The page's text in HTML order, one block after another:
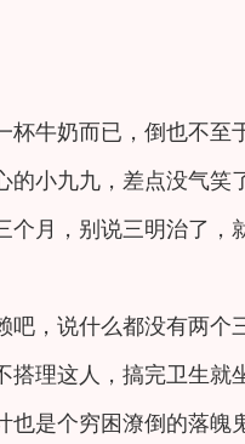
杯牛奶而已，倒也不至
的小九九，差点没气笑
个月，别说三明治了
吧，说什么都没有两个
搭理这人，搞完卫生
也是个穷困潦倒的落